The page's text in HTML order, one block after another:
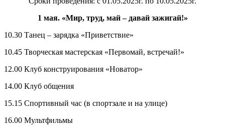
1 мая. «Мир, труд, май – давай зажигай!»
10.30 Танец – зарядка «Приветствие»
10.45 Творческая мастерская «Первомай, встречай!»
12.00 Клуб конструирования «Новатор»
14.00 Клуб общения
15.15 Спортивный час (в спортзале и на улице)
16.00 Мультфильмы